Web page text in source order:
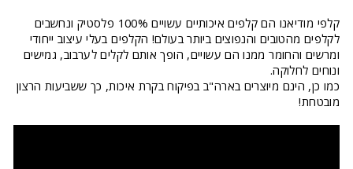
קלפי מודיאנו הם קלפים איכותיים עשויים 100% פלסטיק ונחשבים
לקלפים מהטובים והנפוצים ביותר בעולם! הקלפים בעלי עיצוב ייחודי
ומרשים והחומר ממנו הם עשויים, הופך אותם לקלים לערבוב, גמישים
ונוחים לחלוקה.
כמו כן, הינם מיוצרים בארה"ב בפיקוח בקרת איכות, כך ששביעות הרצון
מובטחת!